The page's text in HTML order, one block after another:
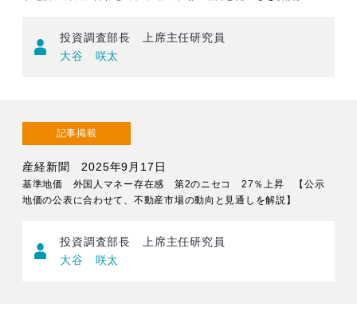
投資調査部長 上席主任研究員
大谷 咲太
記事掲載
産経新聞 2025年9月17日
基準地価 外国人マネー存在感 第2のニセコ 27％上昇 【公示
地価の公表に合わせて、不動産市場の動向と見通しを解説】
投資調査部長 上席主任研究員
大谷 咲太